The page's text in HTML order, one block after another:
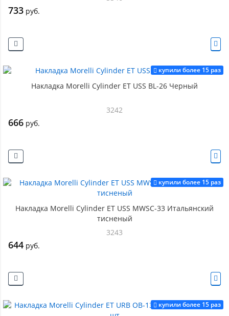
733 руб.
купили более 15 раз
Накладка Morelli Cylinder ET USS BL-26 Черный
3242
666 руб.
купили более 15 раз
Накладка Morelli Cylinder ET USS MWSC-33 Итальянский
тисненый
3243
644 руб.
купили более 15 раз